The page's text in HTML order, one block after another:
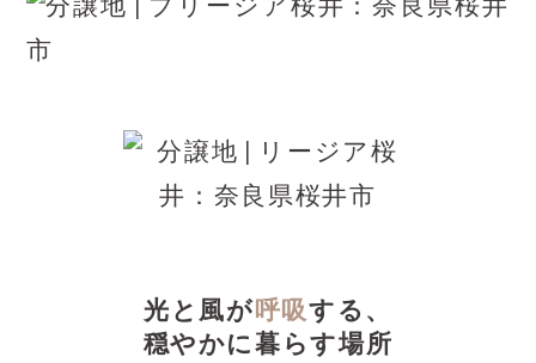
光と風が 呼吸する、
穏やかに暮らす場所